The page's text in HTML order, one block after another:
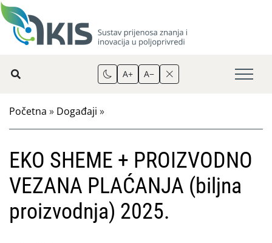
A+ A−
Početna » Događaji »
EKO SHEME + PROIZVODNO
VEZANA PLAĆANJA (biljna
proizvodnja) 2025.